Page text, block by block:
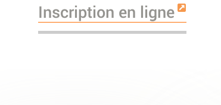
Inscription en ligne